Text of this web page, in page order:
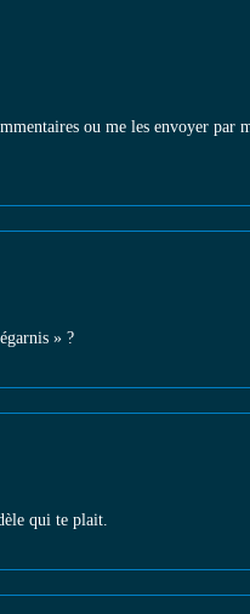
ou me les envoyer par
» ?
qui te plait.